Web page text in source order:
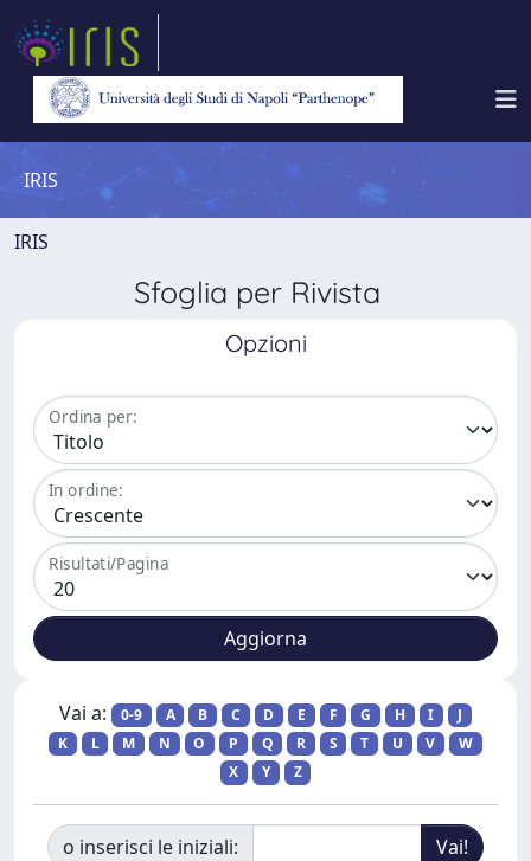
IRIS
IRIS
Sfoglia per Rivista
Opzioni
Ordina per:
In ordine:
Risultati/Pagina
Vai a: 0-9 A B C D E F G H I
J
K
L M N O P Q R S T U V
W
X
Y Z
o inserisci le iniziali: